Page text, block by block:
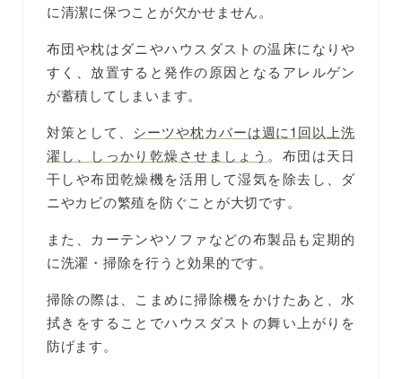
に清潔に保つことが欠かせません。
布団や枕はダニやハウスダストの温床になりや
すく、放置すると発作の原因となるアレルゲン
が蓄積してしまいます。
対策として、 シーツや枕カバーは週に1回以上洗
濯し、しっかり乾燥させましょう 。布団は天日
干しや布団乾燥機を活用して湿気を除去し、ダ
ニやカビの繁殖を防ぐことが大切です。
また、カーテンやソファなどの布製品も定期的
に洗濯・掃除を行うと効果的です。
掃除の際は、こまめに掃除機をかけたあと、水
拭きをすることでハウスダストの舞い上がりを
防げます。